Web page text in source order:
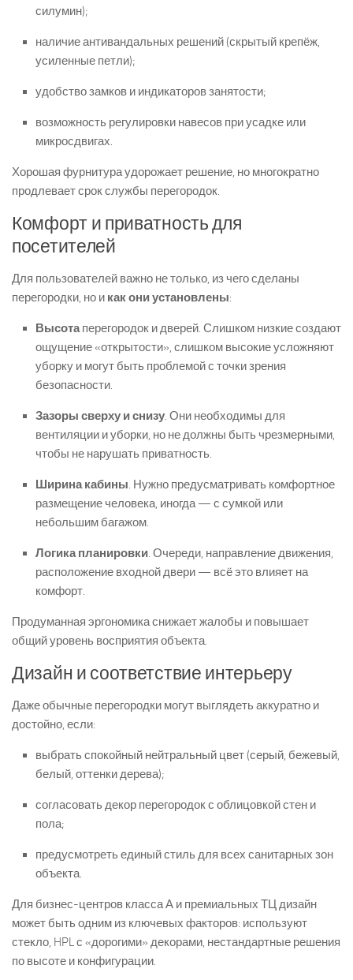
силумин);
наличие антивандальных решений (скрытый крепёж,
усиленные петли);
удобство замков и индикаторов занятости;
возможность регулировки навесов при усадке или
микросдвигах.
Хорошая фурнитура удорожает решение, но многократно
продлевает срок службы перегородок.
Комфорт и приватность для
посетителей
Для пользователей важно не только, из чего сделаны
перегородки, но и как они установлены:
Высотаперегородок и дверей. Слишком низкие создают
ощущение «открытости», слишком высокие усложняют
уборку и могут быть проблемой с точки зрения
безопасности.
Зазоры сверху и снизу. Они необходимы для
вентиляции и уборки, но не должны быть чрезмерными,
чтобы не нарушать приватность.
Ширина кабины. Нужно предусматривать комфортное
размещение человека, иногда — с сумкой или
небольшим багажом.
Логика планировки. Очереди, направление движения,
расположение входной двери — всё это влияет на
комфорт.
Продуманная эргономика снижает жалобы и повышает
общий уровень восприятия объекта.
Дизайн и соответствие интерьеру
Даже обычные перегородки могут выглядеть аккуратно и
достойно, если:
выбрать спокойный нейтральный цвет (серый, бежевый,
белый, оттенки дерева);
согласовать декор перегородок с облицовкой стен и
пола;
предусмотреть единый стиль для всех санитарных зон
объекта.
Для бизнес-центров класса А и премиальных ТЦ дизайн
может быть одним из ключевых факторов: используют
стекло, HPL с «дорогими» декорами, нестандартные решения
по высоте и конфигурации.